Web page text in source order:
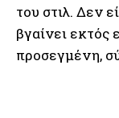
του στιλ. Δεν
βγαίνει εκτός
προσεγμένη,